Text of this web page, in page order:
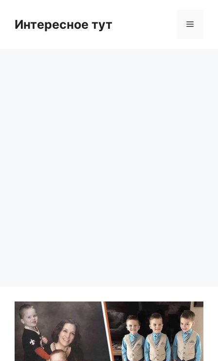
contentИнтересное тут Menu